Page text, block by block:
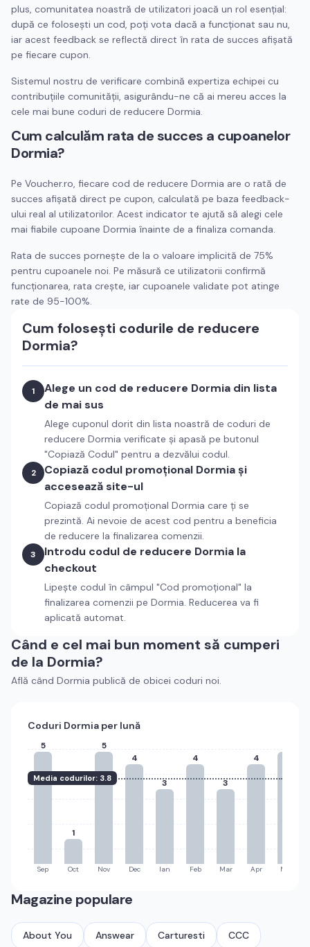
plus, comunitatea noastră de utilizatori joacă un rol esențial:
după ce folosești un cod, poți vota dacă a funcționat sau nu,
iar acest feedback se reflectă direct în rata de succes afișată
pe fiecare cupon.
Sistemul nostru de verificare combină expertiza echipei cu
contribuțiile comunității, asigurându-ne că ai mereu acces la
cele mai bune coduri de reducere Dormia.
Cum calculăm rata de succes a cupoanelor
Dormia?
Pe Voucher.ro, fiecare cod de reducere Dormia are o rată de
succes afișată direct pe cupon, calculată pe baza feedback-
ului real al utilizatorilor. Acest indicator te ajută să alegi cele
mai fiabile cupoane Dormia înainte de a finaliza comanda.
Rata de succes pornește de la o valoare implicită de 75%
pentru cupoanele noi. Pe măsură ce utilizatorii confirmă
funcționarea, rata crește, iar cupoanele validate pot atinge
rate de 95-100%.
Cum folosești codurile de reducere
Dormia?
1 Alege un cod de reducere Dormia din lista
de mai sus
Alege cuponul dorit din lista noastră de coduri de
reducere Dormia verificate și apasă pe butonul
"Copiază Codul" pentru a dezvălui codul.
2 Copiază codul promoțional Dormiași
accesează site-ul
Copiază codul promoțional Dormia care ți se
prezintă. Ai nevoie de acest cod pentru a beneficia
de reducere la finalizarea comenzii.
3 Introdu codul de reducere Dormia la
checkout
Lipește codul în câmpul "Cod promoțional" la
finalizarea comenzii pe Dormia. Reducerea va fi
aplicată automat.
Când e cel mai bun moment să cumperi
de la Dormia?
Află când Dormia publică de obicei coduri noi.
Coduri Dormia per lună
Media codurilor: 3.8
5
Sep
1
Oct
5
Nov
4
Dec
3
Ian
4
Feb
3
Mar
4
Apr Mai
Magazine populare
About You Answear Carturesti CCC